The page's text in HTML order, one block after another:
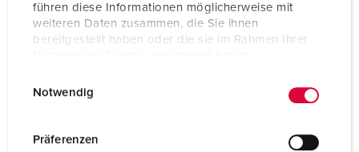
führen diese Informationen möglicherweise mit
weiteren Daten zusammen, die Sie ihnen
bereitgestellt haben oder die sie im Rahmen Ihrer
Notwendig
Präferenzen